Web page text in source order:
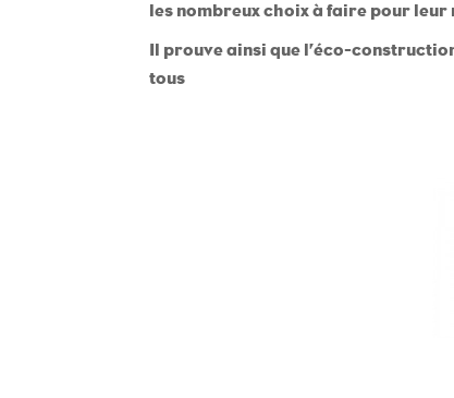
les nombreux choix à faire pour
Il prouve ainsi que l’éco-
tous